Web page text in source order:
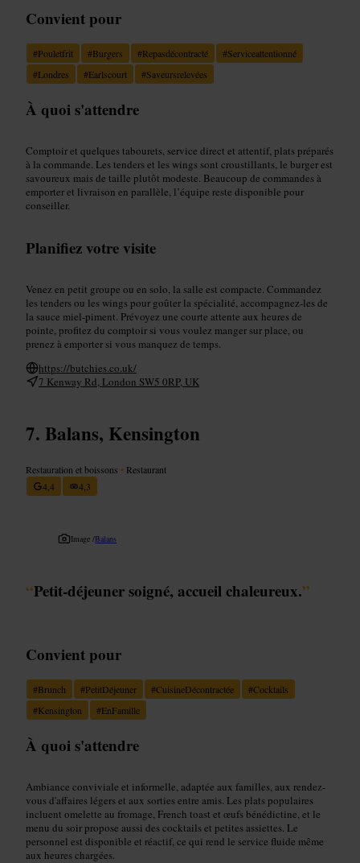
Convient pour
#Pouletfrit #Burgers #Repasdécontracté #Serviceattentionné
#Londres #Earlscourt #Saveursrelevées
À quoi s'attendre
Comptoir et quelques tabourets, service direct et attentif, plats préparés
à la commande. Les tenders et les wings sont croustillants, le burger est
savoureux mais de taille plutôt modeste. Beaucoup de commandes à
emporter et livraison en parallèle, l’équipe reste disponible pour
conseiller.
Planifiez votre visite
Venez en petit groupe ou en solo, la salle est compacte. Commandez
les tenders ou les wings pour goûter la spécialité, accompagnez-les de
la sauce miel-piment. Prévoyez une courte attente aux heures de
pointe, profitez du comptoir si vous voulez manger sur place, ou
prenez à emporter si vous manquez de temps.
https://butchies.co.uk/
7 Kenway Rd, London SW5 0RP, UK
Balans, Kensington
Restauration et boissons • Restaurant
4,4
4,3
Image /Balans
“Petit-déjeuner soigné, accueil chaleureux.”
Convient pour
#Brunch #PetitDéjeuner #CuisineDécontractée #Cocktails
#Kensington #EnFamille
À quoi s'attendre
Ambiance conviviale et informelle, adaptée aux familles, aux rendez-
vous d'affaires légers et aux sorties entre amis. Les plats populaires
incluent omelette au fromage, French toast et œufs bénédictine, et le
menu du soir propose aussi des cocktails et petites assiettes. Le
personnel est disponible et réactif, ce qui rend le service fluide même
aux heures chargées.